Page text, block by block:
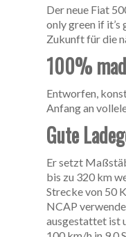
Der neue Fiat
only green if
Zukunft für die
100%
Entworfen,
Anfang an
Gute
Er setzt
bis zu 320 km
Strecke von 50
NCAP
ausgestattet ist